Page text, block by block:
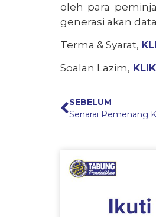
oleh para
generasi akan
Terma & Syarat,
Soalan Lazim,
SEBELUM
Senarai Pemenang